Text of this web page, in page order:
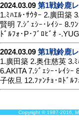
2024.03.09 第1戦鈴鹿
1.ﾐﾊｴﾙ･ｻｳﾀｰ 2.廣田築
賢明 7.ｼﾞｪｼｰ･ﾚｲｼｰ 8.ﾜ
ﾄﾞﾙﾌｫ･P･ﾌﾞﾛﾋﾞｵ -
2024.03.09 第1戦鈴鹿
1.廣田築 2.奥住慈英 3.
6.AKITA 7.ｼﾞｪｼｰ･ﾚｲｼｰ
子依旦 12.ﾌｧﾝﾁｮ･ﾛﾄﾞﾙ
Copyright © 1987-2016,